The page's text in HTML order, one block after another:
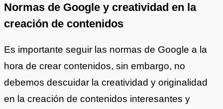
Normas de Google y creatividad en la
creación de contenidos
Es importante seguir las normas de Google a la
hora de crear contenidos, sin embargo, no
debemos descuidar la creatividad y originalidad
en la creación de contenidos interesantes y